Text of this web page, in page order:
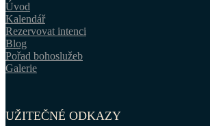
Úvod
Kalendář
Rezervovat intenci
Blog
Pořad bohoslužeb
Galerie
UŽITEČNÉ ODKAZY